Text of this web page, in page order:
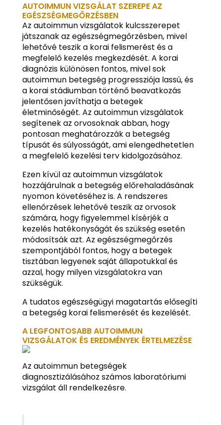
AUTOIMMUN VIZSGÁLAT SZEREPE AZ
EGÉSZSÉGMEGŐRZÉSBEN
Az autoimmun vizsgálatok kulcsszerepet
játszanak az egészségmegőrzésben, mivel
lehetővé teszik a korai felismerést és a
megfelelő kezelés megkezdését. A korai
diagnózis különösen fontos, mivel sok
autoimmun betegség progressziója lassú, és
a korai stádiumban történő beavatkozás
jelentősen javíthatja a betegek
életminőségét. Az autoimmun vizsgálatok
segítenek az orvosoknak abban, hogy
pontosan meghatározzák a betegség
típusát és súlyosságát, ami elengedhetetlen
a megfelelő kezelési terv kidolgozásához.
Ezen kívül az autoimmun vizsgálatok
hozzájárulnak a betegség előrehaladásának
nyomon követéséhez is. A rendszeres
ellenőrzések lehetővé teszik az orvosok
számára, hogy figyelemmel kísérjék a
kezelés hatékonyságát és szükség esetén
módosítsák azt. Az egészségmegőrzés
szempontjából fontos, hogy a betegek
tisztában legyenek saját állapotukkal és
azzal, hogy milyen vizsgálatokra van
szükségük.
A tudatos egészségügyi magatartás elősegíti
a betegség korai felismerését és kezelését.
A LEGFONTOSABB AUTOIMMUN
VIZSGÁLATOK ÉS EREDMÉNYEK ÉRTELMEZÉSE
Az autoimmun betegségek
diagnosztizálásához számos laboratóriumi
vizsgálat áll rendelkezésre.